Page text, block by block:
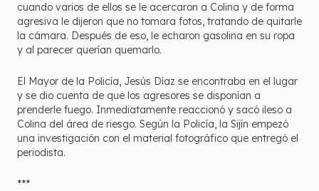
cuando varios de ellos se le acercaron a Colina y de forma
agresiva le dijeron que no tomara fotos, tratando de quitarle
la cámara. Después de eso, le echaron gasolina en su ropa
y al parecer querían quemarlo.
El Mayor de la Policía, Jesús Díaz se encontraba en el lugar
y se dio cuenta de que los agresores se disponían a
prenderle fuego. Inmediatamente reaccionó y sacó ileso a
Colina del área de riesgo. Según la Policía, la Sijín empezó
una investigación con el material fotográfico que entregó el
periodista.
***